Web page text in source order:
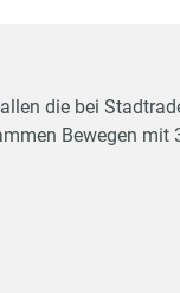
die bei
Bewegen mit